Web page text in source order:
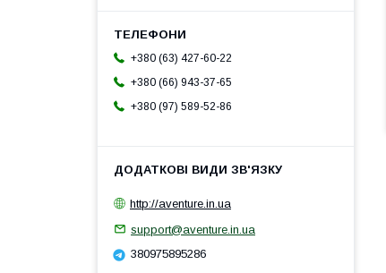
+380 (63) 427-60-22
+380 (66) 943-37-65
+380 (97) 589-52-86
http://aventure.in.ua
support@aventure.in.ua
380975895286